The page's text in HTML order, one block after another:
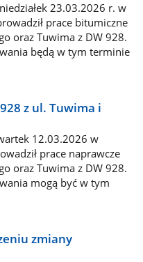
23.03.2026 r. w
prace bitumiczne
oraz Tuwima z DW 928.
będą w tym terminie
z ul. Tuwima i
12.03.2026 w
prace naprawcze
oraz Tuwima z DW 928.
mogą być w tym
zmiany